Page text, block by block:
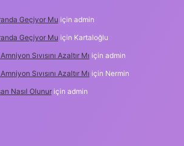
Geçiyor Mu için admin
Geçiyor Mu için Kartaloğlu
Sıvısını Azaltır Mı için admin
Sıvısını Azaltır Mı için Nermin
Nasıl Olunuriçin admin